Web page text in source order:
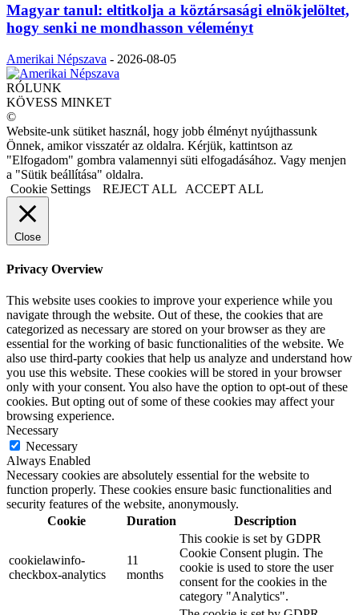
Magyar tanul: eltitkolja a köztársasági elnökjelöltet,
hogy senki ne mondhasson véleményt
Amerikai Népszava - 2026-08-05
RÓLUNK
KÖVESS MINKET
©
Website-unk sütiket használ, hogy jobb élményt nyújthassunk
Önnek, amikor visszatér az oldalra. Kérjük, kattintson az
"Elfogadom" gombra valamennyi süti elfogadásához. Vagy menjen
a "Sütik beállítása" oldalra.
Cookie Settings
REJECT ALL ACCEPT ALL
Close
Privacy Overview
This website uses cookies to improve your experience while you
navigate through the website. Out of these, the cookies that are
categorized as necessary are stored on your browser as they are
essential for the working of basic functionalities of the website. We
also use third-party cookies that help us analyze and understand how
you use this website. These cookies will be stored in your browser
only with your consent. You also have the option to opt-out of these
cookies. But opting out of some of these cookies may affect your
browsing experience.
Necessary
Necessary
Always Enabled
Necessary cookies are absolutely essential for the website to
function properly. These cookies ensure basic functionalities and
security features of the website, anonymously.
Cookie
Duration Description
cookielawinfo-
checkbox-analytics
11
months
This cookie is set by GDPR
Cookie Consent plugin. The
cookie is used to store the user
consent for the cookies in the
category "Analytics".